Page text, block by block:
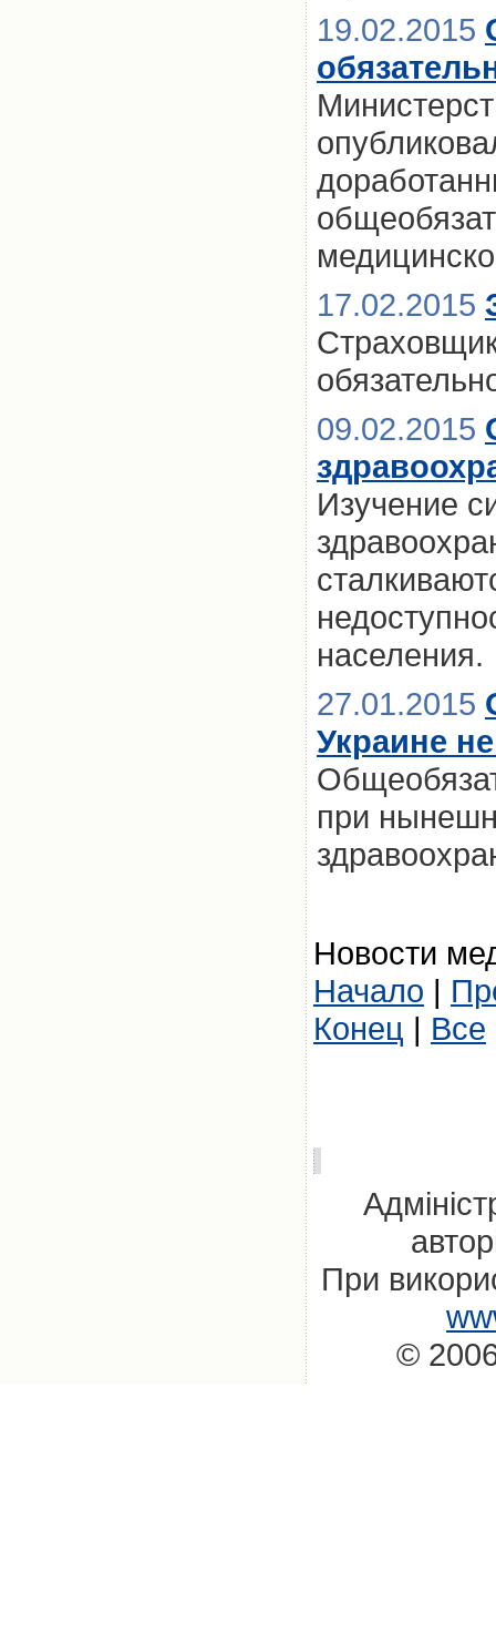
19.02.2015
17.02.2015
09.02.2015
Изучение
населения.
27.01.2015
Украине
при
Новости
Начало |
Конец | Все
При
©